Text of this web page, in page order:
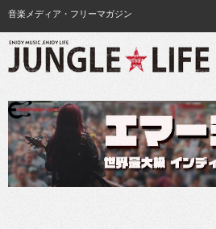
音楽メディア・フリーマガジン